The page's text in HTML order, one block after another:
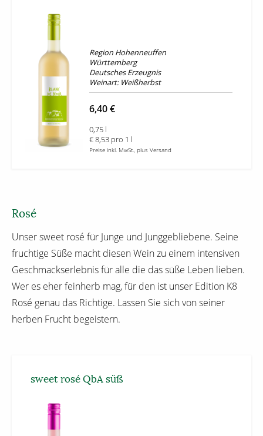
Region Hohenneuffen
Württemberg
Deutsches Erzeugnis
Weinart: Weißherbst
6,40 €
0,75 l
€ 8,53 pro 1 l
Preise inkl. MwSt., plus Versand
Rosé
Unser sweet rosé für Junge und Junggebliebene. Seine
fruchtige Süße macht diesen Wein zu einem intensiven
Geschmackserlebnis für alle die das süße Leben lieben.
Wer es eher feinherb mag, für den ist unser Edition K8
Rosé genau das Richtige. Lassen Sie sich von seiner
herben Frucht begeistern.
sweet rosé QbA süß